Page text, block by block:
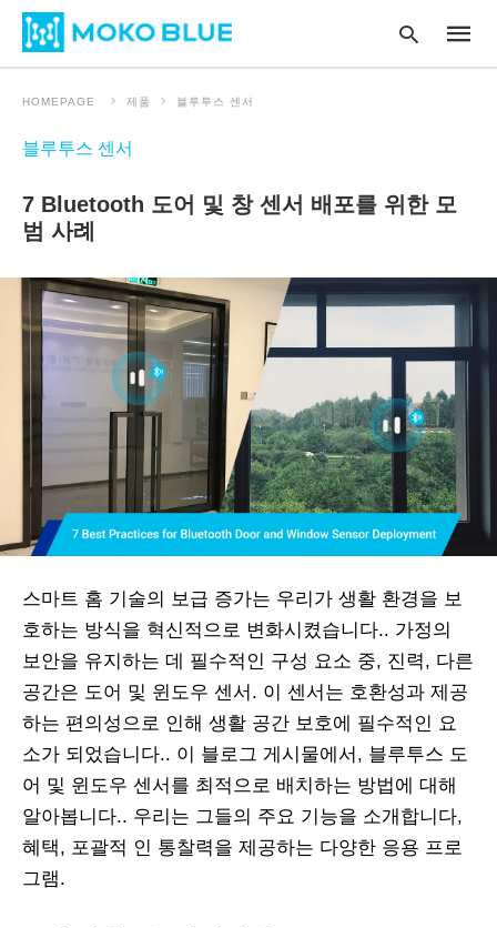
search
enter:
HOMEPAGE 제품 블루투스 센서
블루투스 센서
7 Bluetooth 도어 및 창 센서 배포를 위한 모
범 사례
스마트 홈 기술의 보급 증가는 우리가 생활 환경을 보
호하는 방식을 혁신적으로 변화시켰습니다.. 가정의
보안을 유지하는 데 필수적인 구성 요소 중, 진력, 다른
공간은 도어 및 윈도우 센서. 이 센서는 호환성과 제공
하는 편의성으로 인해 생활 공간 보호에 필수적인 요
소가 되었습니다.. 이 블로그 게시물에서, 블루투스 도
어 및 윈도우 센서를 최적으로 배치하는 방법에 대해
알아봅니다.. 우리는 그들의 주요 기능을 소개합니다,
혜택, 포괄적 인 통찰력을 제공하는 다양한 응용 프로
그램.